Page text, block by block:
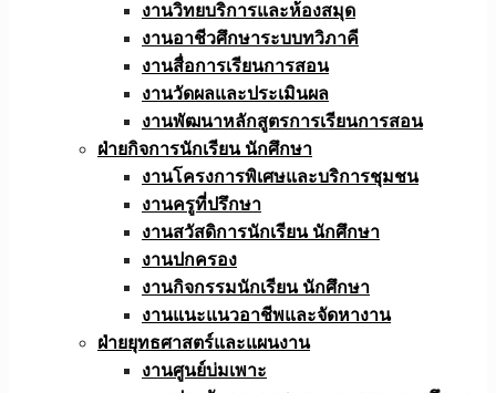
งานวิทยบริการและห้องสมุด
งานอาชีวศึกษาระบบทวิภาคี
งานสื่อการเรียนการสอน
งานวัดผลและประเมินผล
งานพัฒนาหลักสูตรการเรียนการสอน
ฝ่ายกิจการนักเรียน นักศึกษา
งานโครงการพิเศษและบริการชุมชน
งานครูที่ปรึกษา
งานสวัสดิการนักเรียน นักศึกษา
งานปกครอง
งานกิจกรรมนักเรียน นักศึกษา
งานแนะแนวอาชีพและจัดหางาน
ฝ่ายยุทธศาสตร์และแผนงาน
งานศูนย์บ่มเพาะ